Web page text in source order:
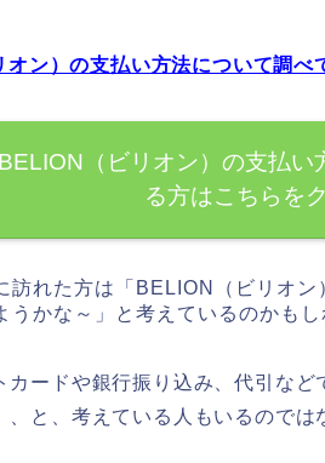
オン）の支払い方法について調べ
BELION（ビリオン）の支払い
る方はこちらを
訪れた方は「BELION（ビリオ
うかな～」と考えているのかもし
カードや銀行振り込み、代引な
、と、考えている人もいるのでは